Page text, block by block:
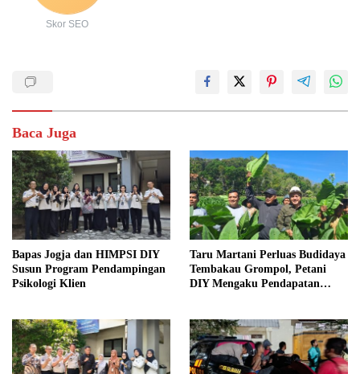
Skor SEO
Baca Juga
Bapas Jogja dan HIMPSI DIY
Susun Program Pendampingan
Psikologi Klien
Taru Martani Perluas Budidaya
Tembakau Grompol, Petani
DIY Mengaku Pendapatan